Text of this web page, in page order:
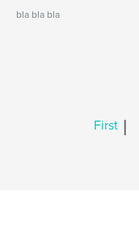
bla bla bla
First |